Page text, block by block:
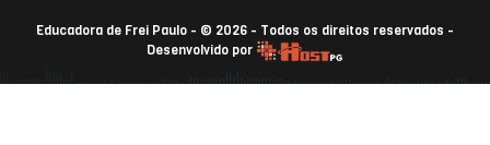
Educadora de Frei Paulo - © 2026 - Todos os direitos reservados -
Desenvolvido por